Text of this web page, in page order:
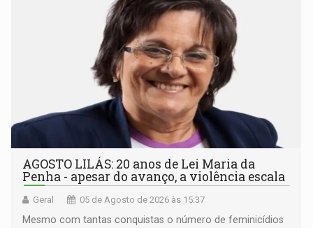
AGOSTO LILÁS: 20 anos de Lei Maria da
Penha - apesar do avanço, a violência escala
Geral 05 de Agosto de 2026 às 15:37
Mesmo com tantas conquistas o número de feminicídios